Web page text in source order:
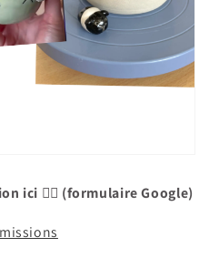
ici 👇🏻 (formulaire Google)